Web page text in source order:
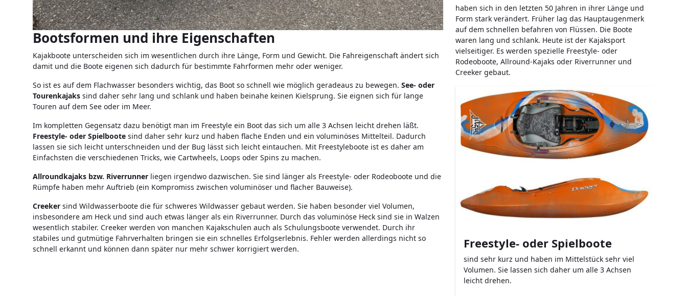
Bootsformen und ihre Eigenschaften
Kajakboote unterscheiden sich im wesentlichen durch ihre Länge, Form und Gewicht. Die Fahreigenschaft ändert sich
damit und die Boote eigenen sich dadurch für bestimmte Fahrformen mehr oder weniger.
So ist es auf dem Flachwasser besonders wichtig, das Boot so schnell wie möglich geradeaus zu bewegen. See- oder
Tourenkajaks sind daher sehr lang und schlank und haben beinahe keinen Kielsprung. Sie eignen sich für lange
Touren auf dem See oder im Meer.
Im kompletten Gegensatz dazu benötigt man im Freestyle ein Boot das sich um alle 3 Achsen leicht drehen läßt.
Freestyle- oder Spielboote sind daher sehr kurz und haben flache Enden und ein voluminöses Mittelteil. Dadurch
lassen sie sich leicht unterschneiden und der Bug lässt sich leicht eintauchen. Mit Freestyleboote ist es daher am
Einfachsten die verschiedenen Tricks, wie Cartwheels, Loops oder Spins zu machen.
Allroundkajaks bzw. Riverrunner liegen irgendwo dazwischen. Sie sind länger als Freestyle- oder Rodeoboote und die
Rümpfe haben mehr Auftrieb (ein Kompromiss zwischen voluminöser und flacher Bauweise).
Creeker sind Wildwasserboote die für schweres Wildwasser gebaut werden. Sie haben besonder viel Volumen,
insbesondere am Heck und sind auch etwas länger als ein Riverrunner. Durch das voluminöse Heck sind sie in Walzen
wesentlich stabiler. Creeker werden von manchen Kajakschulen auch als Schulungsboote verwendet. Durch ihr
stabiles und gutmütige Fahrverhalten bringen sie ein schnelles Erfolgserlebnis. Fehler werden allerdings nicht so
schnell erkannt und können dann später nur mehr schwer korrigiert werden.
haben sich in den letzten 50 Jahren in ihrer Länge und
Form stark verändert. Früher lag das Hauptaugenmerk
auf dem schnellen befahren von Flüssen. Die Boote
waren lang und schlank. Heute ist der Kajaksport
vielseitiger. Es werden spezielle Freestyle- oder
Rodeoboote, Allround-Kajaks oder Riverrunner und
Creeker gebaut.
Freestyle- oder Spielboote
sind sehr kurz und haben im Mittelstück sehr viel
Volumen. Sie lassen sich daher um alle 3 Achsen
leicht drehen.